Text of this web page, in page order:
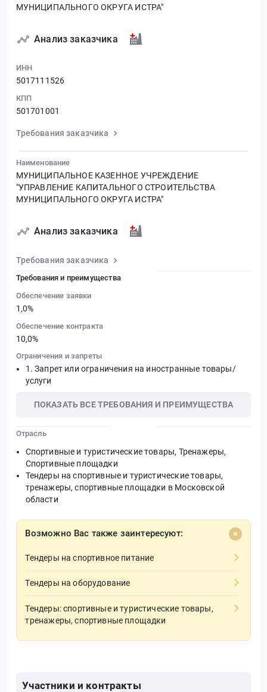
МУНИЦИПАЛЬНОГО ОКРУГА ИСТРА"
Анализ заказчика
ИНН
5017111526
КПП
501701001
Требования заказчика
Наименование
МУНИЦИПАЛЬНОЕ КАЗЕННОЕ УЧРЕЖДЕНИЕ
"УПРАВЛЕНИЕ КАПИТАЛЬНОГО СТРОИТЕЛЬСТВА
МУНИЦИПАЛЬНОГО ОКРУГА ИСТРА"
Анализ заказчика
Требования заказчика
Требования и преимущества
Обеспечение заявки
1,0%
Обеспечение контракта
10,0%
Ограничения и запреты
Запрет или ограничения на иностранные товары/
услуги
ПОКАЗАТЬ ВСЕ ТРЕБОВАНИЯ И ПРЕИМУЩЕСТВА
Отрасль
Спортивные и туристические товары, Тренажеры,
Спортивные площадки
Тендеры на спортивные и туристические товары,
тренажеры, спортивные площадки в Московской
области
Возможно Вас также заинтересуют:
Тендеры на спортивное питание
Тендеры на оборудование
Тендеры: спортивные и туристические товары,
тренажеры, спортивные площадки
Участники и контракты